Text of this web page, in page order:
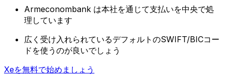
Armeconombank は本社を通じて支払いを中央で処
理しています
広く受け入れられているデフォルトのSWIFT/BICコー
ドを使うのが良いでしょう
Xeを無料で始めましょう